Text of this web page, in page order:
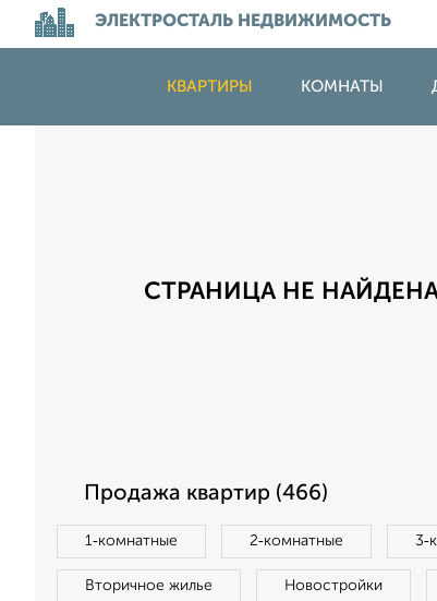
ЭЛЕКТРОСТАЛЬ НЕДВИЖИМОСТЬ
КВАРТИРЫ КОМНАТЫ
СТРАНИЦА НЕ
Продажа квартир (466)
1‑комнатные 2‑комнатные
Вторичное жилье Новостройки